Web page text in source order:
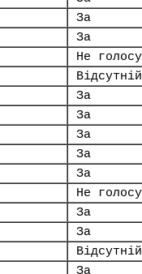
За
За
Не
Відсутній
За
За
За
За
За
Не
За
За
Відсутній
За